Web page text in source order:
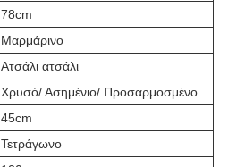
78cm
Μαρμάρινο
Ατσάλι ατσάλι
Χρυσό/ Ασημένιο/ Προσαρμοσμένο
45cm
Τετράγωνο